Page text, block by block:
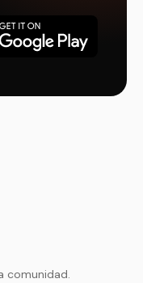
comunidad.